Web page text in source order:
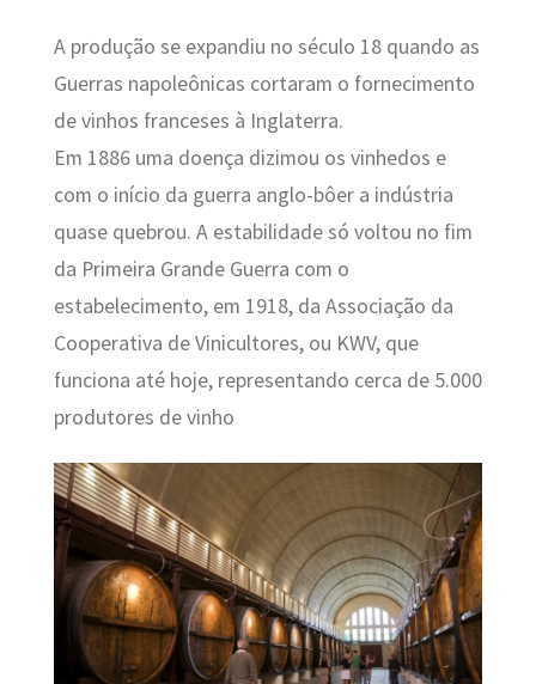
A produção se expandiu no século 18 quando as
Guerras napoleônicas cortaram o fornecimento
de vinhos franceses à Inglaterra.
Em 1886 uma doença dizimou os vinhedos e
com o início da guerra anglo-bôer a indústria
quase quebrou. A estabilidade só voltou no fim
da Primeira Grande Guerra com o
estabelecimento, em 1918, da Associação da
Cooperativa de Vinicultores, ou KWV, que
funciona até hoje, representando cerca de 5.000
produtores de vinho